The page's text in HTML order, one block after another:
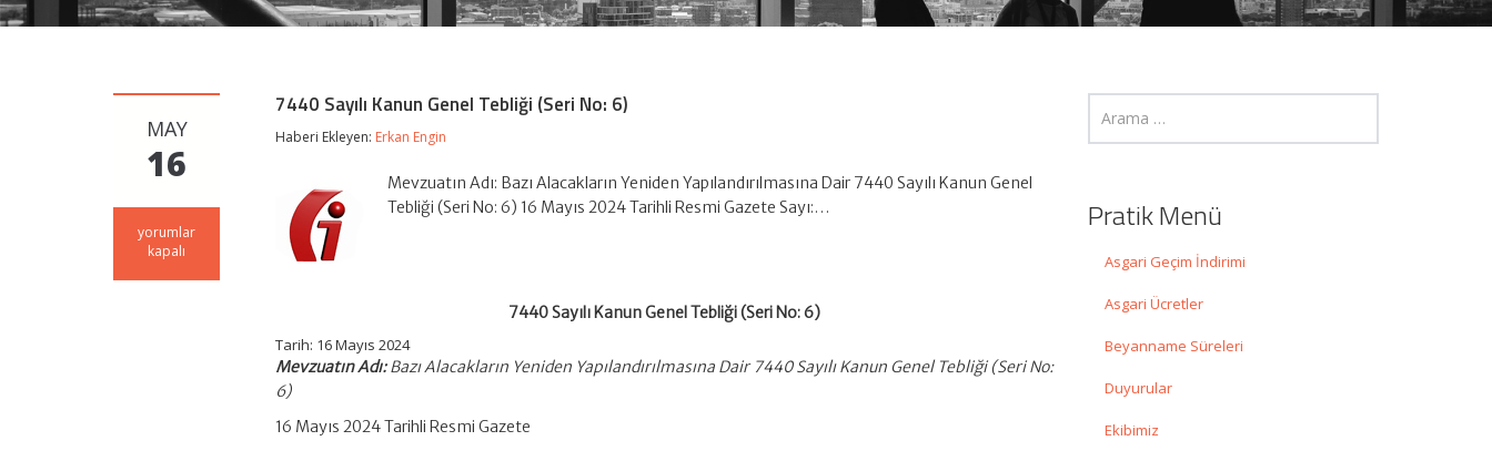
MAY
16
7440
Sayılı
yorumlar
kapalı
7440 Sayılı Kanun Genel Tebliği (Seri No: 6)
Haberi Ekleyen: Erkan Engin
Mevzuatın Adı: Bazı Alacakların Yeniden Yapılandırılmasına Dair 7440 Sayılı Kanun Genel
Tebliği (Seri No: 6) 16 Mayıs 2024 Tarihli Resmi Gazete Sayı:…
7440 Sayılı Kanun Genel Tebliği (Seri No: 6)
Tarih: 16 Mayıs 2024
Mevzuatın Adı:Bazı Alacakların Yeniden Yapılandırılmasına Dair 7440 Sayılı Kanun Genel Tebliği (Seri No:
6)
16 Mayıs 2024 Tarihli Resmi Gazete
Pratik Menü
Asgari Geçim İndirimi
Asgari Ücretler
Beyanname Süreleri
Duyurular
Ekibimiz